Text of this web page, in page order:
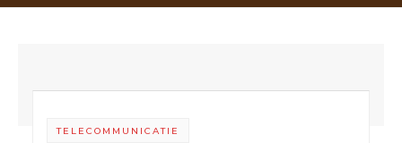
TELECOMMUNICATIE